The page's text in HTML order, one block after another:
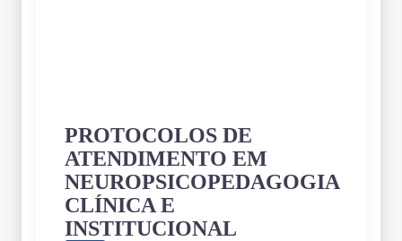
PROTOCOLOS DE
ATENDIMENTO EM
NEUROPSICOPEDAGOGIA
CLÍNICA E
INSTITUCIONAL